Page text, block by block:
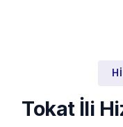
Tokat İli